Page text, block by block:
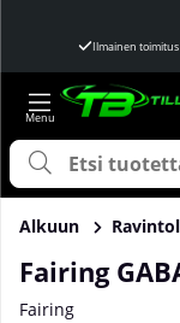
Ilmainen toimitus
Alkuun
Fairing
Fairing